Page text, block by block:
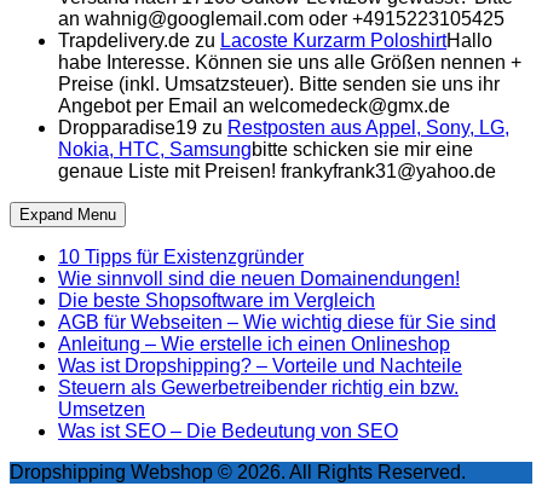
an wahnig@googlemail.com oder +4915223105425
Trapdelivery.de zu Lacoste Kurzarm PoloshirtHallo
habe Interesse. Können sie uns alle Größen nennen +
Preise (inkl. Umsatzsteuer). Bitte senden sie uns ihr
Angebot per Email an welcomedeck@gmx.de
Dropparadise19 zu Restposten aus Appel, Sony, LG,
Nokia, HTC, Samsungbitte schicken sie mir eine
genaue Liste mit Preisen! frankyfrank31@yahoo.de
Expand Menu
10 Tipps für Existenzgründer
Wie sinnvoll sind die neuen Domainendungen!
Die beste Shopsoftware im Vergleich
AGB für Webseiten – Wie wichtig diese für Sie sind
Anleitung – Wie erstelle ich einen Onlineshop
Was ist Dropshipping? – Vorteile und Nachteile
Steuern als Gewerbetreibender richtig ein bzw.
Umsetzen
Was ist SEO – Die Bedeutung von SEO
Dropshipping Webshop © 2026. All Rights Reserved.